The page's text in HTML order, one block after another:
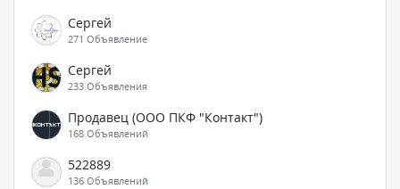
Сергей
271 Объявление
Сергей
233 Объявления
Продавец (ООО ПКФ "Контакт")
168 Объявлений
522889
136 Объявлений